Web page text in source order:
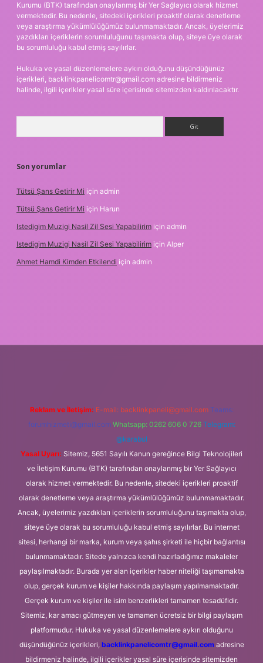
Kurumu (BTK) tarafından onaylanmış bir Yer Sağlayıcı olarak hizmet
vermektedir. Bu nedenle, sitedeki içerikleri proaktif olarak denetleme
veya araştırma yükümlülüğümüz bulunmamaktadır. Ancak, üyelerimiz
yazdıkları içeriklerin sorumluluğunu taşımakta olup, siteye üye olarak
bu sorumluluğu kabul etmiş sayılırlar.
Hukuka ve yasal düzenlemelere aykırı olduğunu düşündüğünüz
içerikleri, backlinkpanelicomtr@gmail.com adresine bildirmeniz
halinde, ilgili içerikler yasal süre içerisinde sitemizden kaldırılacaktır.
Son yorumlar
Tütsü Şans Getirir Mi için admin
Tütsü Şans Getirir Mi için Harun
Istedigim Muzigi Nasil Zil Sesi Yapabilirim için admin
Istedigim Muzigi Nasil Zil Sesi Yapabilirim için Alper
Ahmet Hamdi Kimden Etkilendi için admin
Reklam ve İletişim: E-mail: backlinkpaneli@gmail.com Teams:
forumhizmeti@gmail.com Whatsapp: 0262 606 0 726 Telegram:
@karabul
Yasal Uyarı: Sitemiz, 5651 Sayılı Kanun gereğince Bilgi Teknolojileri
ve İletişim Kurumu (BTK) tarafından onaylanmış bir Yer Sağlayıcı
olarak hizmet vermektedir. Bu nedenle, sitedeki içerikleri proaktif
olarak denetleme veya araştırma yükümlülüğümüz bulunmamaktadır.
Ancak, üyelerimiz yazdıkları içeriklerin sorumluluğunu taşımakta olup,
siteye üye olarak bu sorumluluğu kabul etmiş sayılırlar. Bu internet
sitesi, herhangi bir marka, kurum veya şahıs şirketi ile hiçbir bağlantısı
bulunmamaktadır. Sitede yalnızca kendi hazırladığımız makaleler
paylaşılmaktadır. Burada yer alan içerikler haber niteliği taşımamakta
olup, gerçek kurum ve kişiler hakkında paylaşım yapılmamaktadır.
Gerçek kurum ve kişiler ile isim benzerlikleri tamamen tesadüfidir.
Sitemiz, kar amacı gütmeyen ve tamamen ücretsiz bir bilgi paylaşım
platformudur. Hukuka ve yasal düzenlemelere aykırı olduğunu
düşündüğünüz içerikleri, backlinkpanelicomtr@gmail.comadresine
bildirmeniz halinde, ilgili içerikler yasal süre içerisinde sitemizden